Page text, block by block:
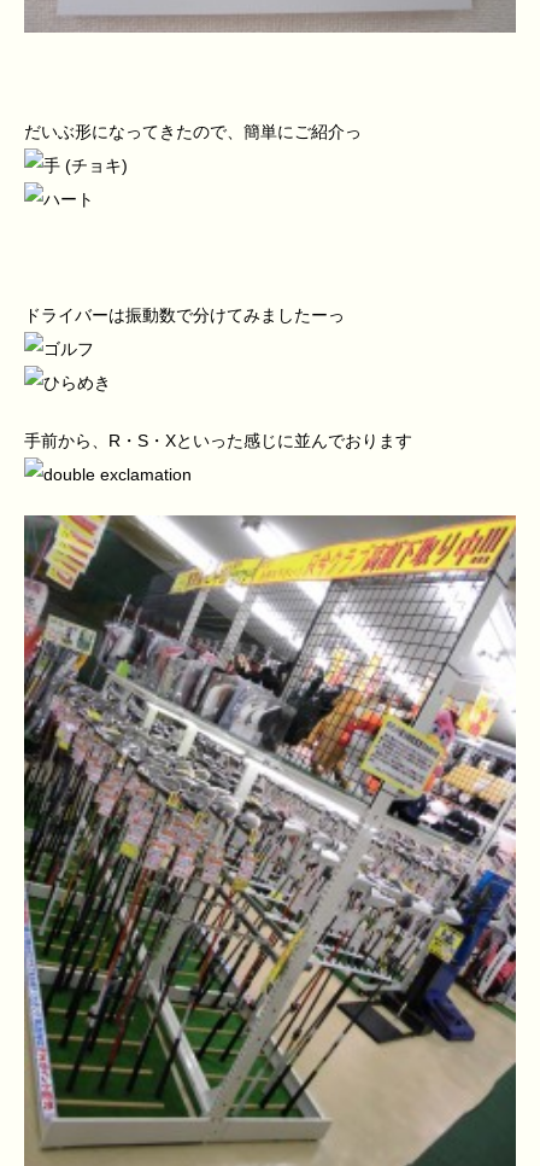
だいぶ形になってきたので、簡単にご紹介っ
ドライバーは振動数で分けてみましたーっ
手前から、R・S・Xといった感じに並んでおります